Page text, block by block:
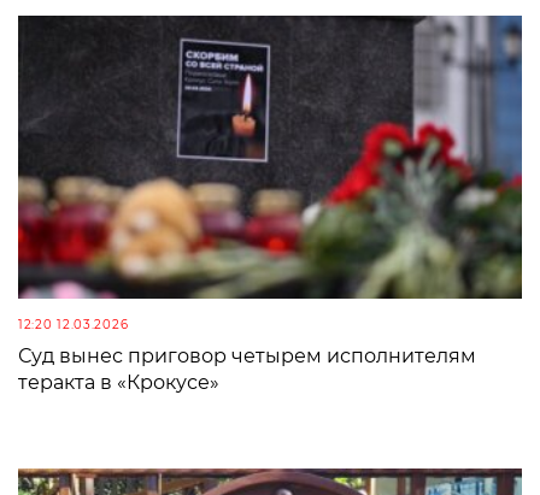
12:20 12.03.2026
Суд вынес приговор четырем исполнителям
теракта в «Крокусе»